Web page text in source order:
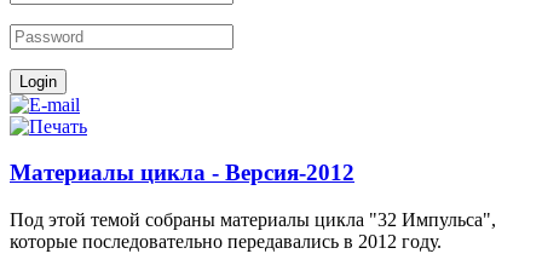
Материалы цикла - Версия-2012
Под этой темой собраны материалы цикла "32 Импульса",
которые последовательно передавались в 2012 году.